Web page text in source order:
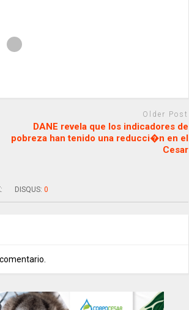
Older Post
DANE revela que los indicadores de
pobreza han tenido una reducci�n en el
Cesar
DISQUS: 0